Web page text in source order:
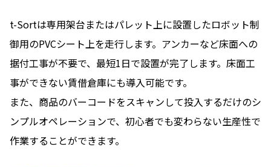
t-Sortは専用架台またはパレット上に設置したロボット制
御用のPVCシート上を走行します。アンカーなど床面への
据付工事が不要で、最短1日で設置が完了します。床面工
事ができない賃借倉庫にも導入可能です。
また、商品のバーコードをスキャンして投入するだけのシ
ンプルオペレーションで、初心者でも変わらない生産性で
作業することができます。